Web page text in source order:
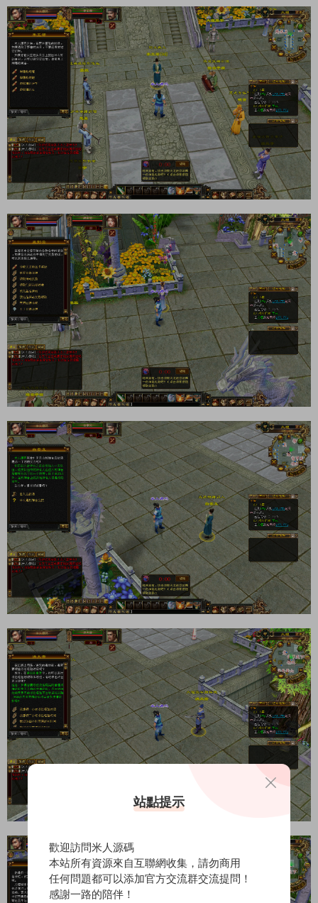
站點提示
歡迎訪問米人源碼
本站所有資源來自互聯網收集，請勿商用
任何問題都可以添加官方交流群交流提問！
感謝一路的陪伴！